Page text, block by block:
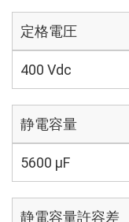
定格電圧
400 Vdc
静電容量
5600 µF
静電容量許容差